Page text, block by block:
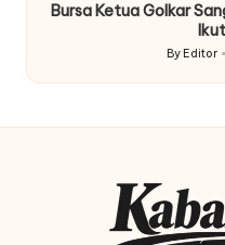
Bursa Ketua Golkar
Posted
by
By Editor